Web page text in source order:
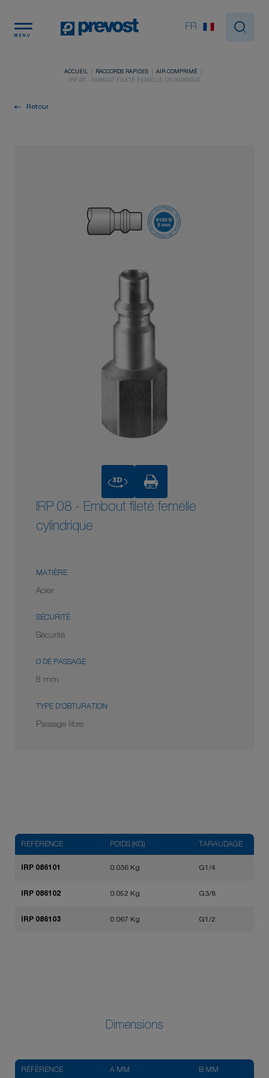
MENU
FR
ACCUEIL RACCORDS RAPIDES
AIR COMPRIMÉ
IRP 08 - EMBOUT FILETÉ FEMELLE CYLINDRIQUE
Retour
3D
IRP 08 - Embout fileté femelle
cylindrique
MATIÈRE
Acier
SÉCURITÉ
Sécurité
Ø DE PASSAGE
8 mm
TYPE D'OBTURATION
Passage libre
RÉFÉRENCE POIDS (KG) TARAUDAGE
IRP 086101 0.036 Kg G1/4
IRP 086102 0.052 Kg G3/8
IRP 086103 0.067 Kg G1/2
Dimensions
RÉFÉRENCE A MM B MM